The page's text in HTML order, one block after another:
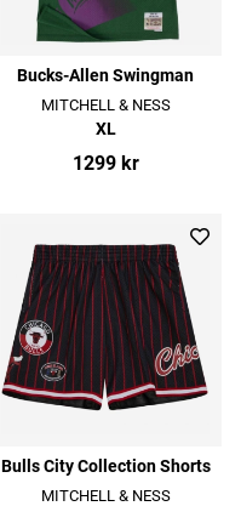
Bucks-Allen Swingman
MITCHELL & NESS
XL
1299 kr
Bulls City Collection Shorts
MITCHELL & NESS